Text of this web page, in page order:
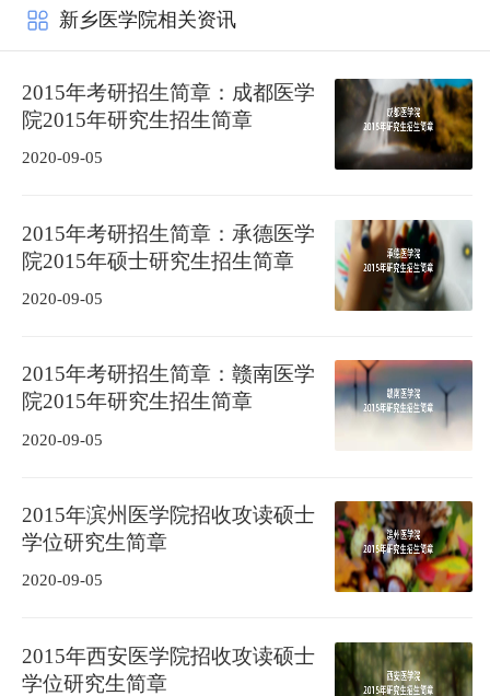
新乡医学院相关资讯
2015年考研招生简章：成都医学
院2015年研究生招生简章
2020-09-05
2015年考研招生简章：承德医学
院2015年硕士研究生招生简章
2020-09-05
2015年考研招生简章：赣南医学
院2015年研究生招生简章
2020-09-05
2015年滨州医学院招收攻读硕士
学位研究生简章
2020-09-05
2015年西安医学院招收攻读硕士
学位研究生简章